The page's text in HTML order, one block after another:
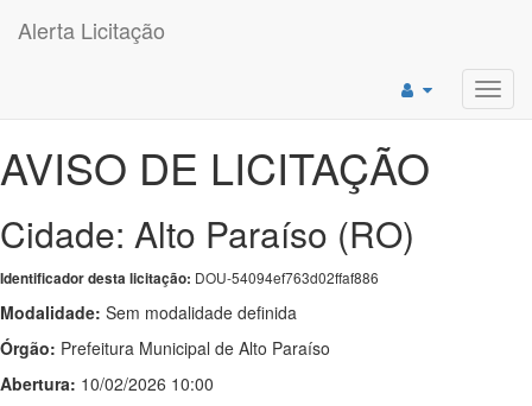
Alerta Licitação
AVISO DE LICITAÇÃO
Cidade: Alto Paraíso (RO)
Identificador desta licitação: DOU-54094ef763d02ffaf886
Modalidade: Sem modalidade definida
Órgão: Prefeitura Municipal de Alto Paraíso
Abertura: 10/02/2026 10:00